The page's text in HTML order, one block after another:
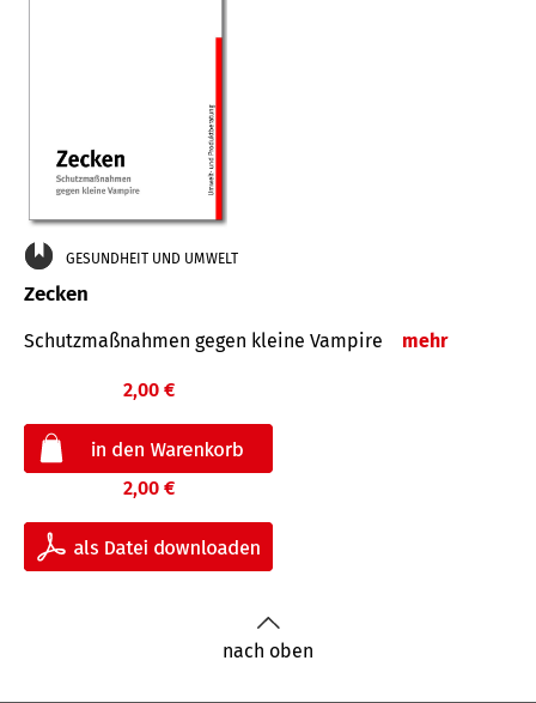
GESUNDHEIT UND UMWELT
Zecken
Schutz­maß­nahmen gegen kleine Vampire mehr
2,00 €
2,00 €
nach oben